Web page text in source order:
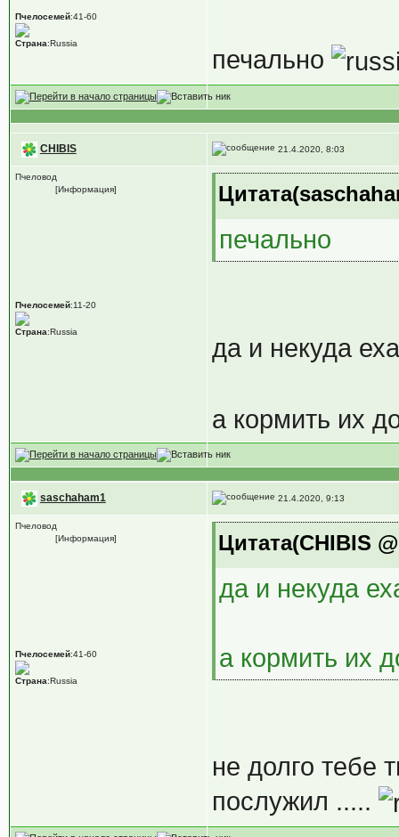
Пчелосемей:41-60
Страна:Russia
печально
CHIBIS 21.4.2020, 8:03
Пчеловод
[Информация]
Пчелосемей:11-20
Страна:Russia
печально
да и некуда
а кормить их
saschaham1 21.4.2020, 9:13
Пчеловод
[Информация]
Пчелосемей:41-60
Страна:Russia
Цитата(CHIBIS
да и некуда
а кормить их
не долго тебе
послужил .....